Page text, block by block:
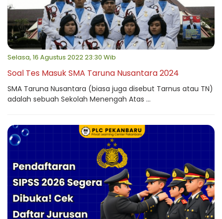
Selasa, 16 Agustus 2022 23:30 Wib
Soal Tes Masuk SMA Taruna Nusantara 2024
SMA Taruna Nusantara (biasa juga disebut Tarnus atau TN)
adalah sebuah Sekolah Menengah Atas ...